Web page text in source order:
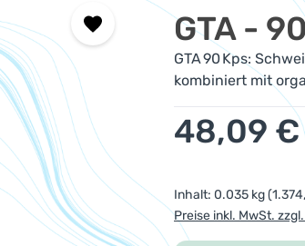
GTA -
GTA 90 Kps:
kombiniert mit
Regulärer Preis:
48,09 €
Inhalt: 0.035 kg
Preise inkl. MwSt.